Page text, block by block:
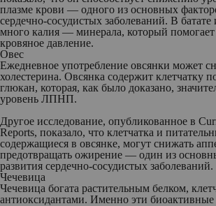
плазме крови — одного из основных
сердечно-сосудистых заболеваний. В
много калия — минерала, который помогает
кровяное давление.
Овес
Ежедневное употребление овсянки может
холестерина. Овсянка содержит клетчатку
глюкан, которая, как было доказано,
уровень ЛПНП.
Другое исследование, опубликованное в
Reports, показало, что клетчатка и
содержащиеся в овсянке, могут снижать
предотвращать ожирение — один из
развития сердечно-сосудистых заболеваний.
Чечевица
Чечевица богата растительным белком,
антиоксидантами. Именно эти биоактивные